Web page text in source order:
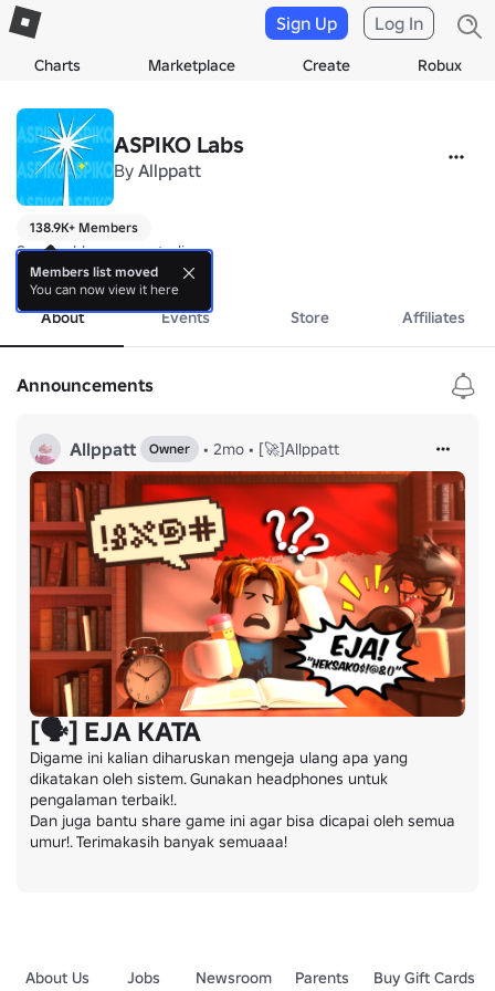
Charts Marketplace Create Robux
Sign Up Log In
ASPIKO Labs
By Allppatt
138.9K+ Members
Small roblox game studio.
more
About Events Store Affiliates
Announcements
Allppatt Owner • 2mo • [🚀]Allppatt
[🗣️] EJA KATA
Digame ini kalian diharuskan mengeja ulang apa yang
dikatakan oleh sistem. Gunakan headphones untuk
pengalaman terbaik!.
Dan juga bantu share game ini agar bisa dicapai oleh semua
umur!. Terimakasih banyak semuaaa!
About Us Jobs Newsroom Parents Buy Gift Cards
Members list moved
You can now view it here